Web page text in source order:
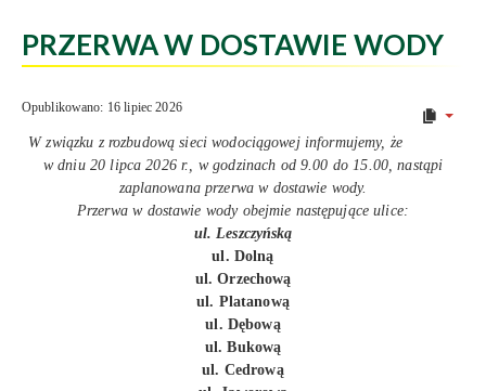
PRZERWA W DOSTAWIE WODY
Opublikowano: 16 lipiec 2026
W związku z rozbudową sieci wodociągowej informujemy, że
w dniu 20 lipca 2026 r., w godzinach od 9.00 do 15.00, nastąpi
zaplanowana przerwa w dostawie wody.
Przerwa w dostawie wody obejmie następujące ulice:
ul. Leszczyńską
ul. Dolną
ul. Orzechową
ul. Platanową
ul. Dębową
ul. Bukową
ul. Cedrową